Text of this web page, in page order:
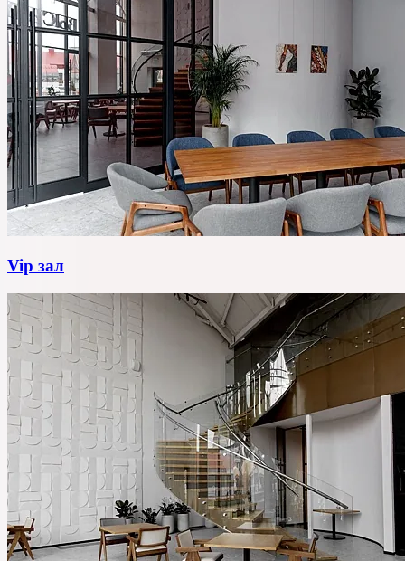
Vip зал